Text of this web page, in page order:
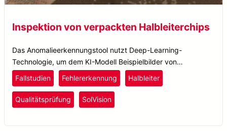
Inspektion von verpackten Halbleiterchips
Das Anomalieerkennungstool nutzt Deep-Learning-
Technologie, um dem KI-Modell Beispielbilder von
„perfekten“ Wafers beizubringen.
Fallstudien Fehlererkennung Halbleiter
Qualitätsprüfung SolVision